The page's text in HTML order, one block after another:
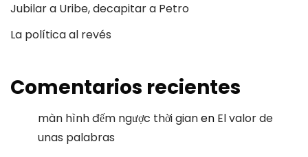
Jubilar a Uribe, decapitar a Petro
La política al revés
Comentarios recientes
màn hình đếm ngược thời gianen El valor de
unas palabras